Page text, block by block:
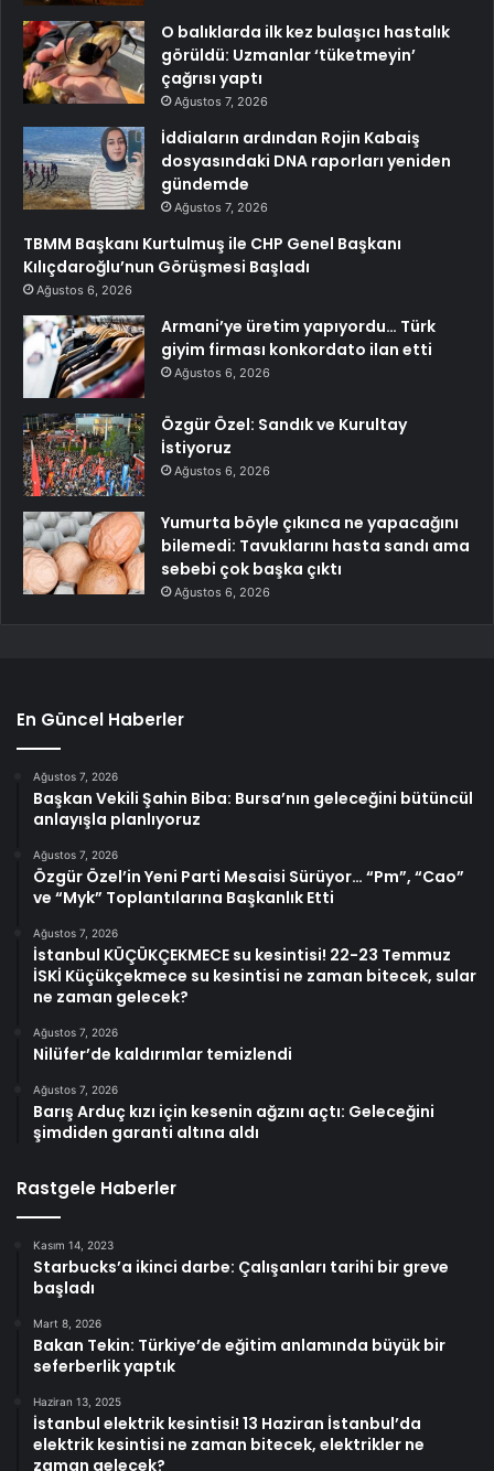
O balıklarda ilk kez bulaşıcı hastalık
görüldü: Uzmanlar ‘tüketmeyin’
çağrısı yaptı
Ağustos 7, 2026
İddiaların ardından Rojin Kabaiş
dosyasındaki DNA raporları yeniden
gündemde
Ağustos 7, 2026
TBMM Başkanı Kurtulmuş ile CHP Genel Başkanı
Kılıçdaroğlu’nun Görüşmesi Başladı
Ağustos 6, 2026
Armani’ye üretim yapıyordu… Türk
giyim firması konkordato ilan etti
Ağustos 6, 2026
Özgür Özel: Sandık ve Kurultay
İstiyoruz
Ağustos 6, 2026
Yumurta böyle çıkınca ne yapacağını
bilemedi: Tavuklarını hasta sandı ama
sebebi çok başka çıktı
Ağustos 6, 2026
En Güncel Haberler
Ağustos 7, 2026
Başkan Vekili Şahin Biba: Bursa’nın geleceğini bütüncül
anlayışla planlıyoruz
Ağustos 7, 2026
Özgür Özel’in Yeni Parti Mesaisi Sürüyor… “Pm”, “Cao”
ve “Myk” Toplantılarına Başkanlık Etti
Ağustos 7, 2026
İstanbul KÜÇÜKÇEKMECE su kesintisi! 22-23 Temmuz
İSKİ Küçükçekmece su kesintisi ne zaman bitecek, sular
ne zaman gelecek?
Ağustos 7, 2026
Nilüfer’de kaldırımlar temizlendi
Ağustos 7, 2026
Barış Arduç kızı için kesenin ağzını açtı: Geleceğini
şimdiden garanti altına aldı
Rastgele Haberler
Kasım 14, 2023
Starbucks’a ikinci darbe: Çalışanları tarihi bir greve
başladı
Mart 8, 2026
Bakan Tekin: Türkiye’de eğitim anlamında büyük bir
seferberlik yaptık
Haziran 13, 2025
İstanbul elektrik kesintisi! 13 Haziran İstanbul’da
elektrik kesintisi ne zaman bitecek, elektrikler ne
zaman gelecek?